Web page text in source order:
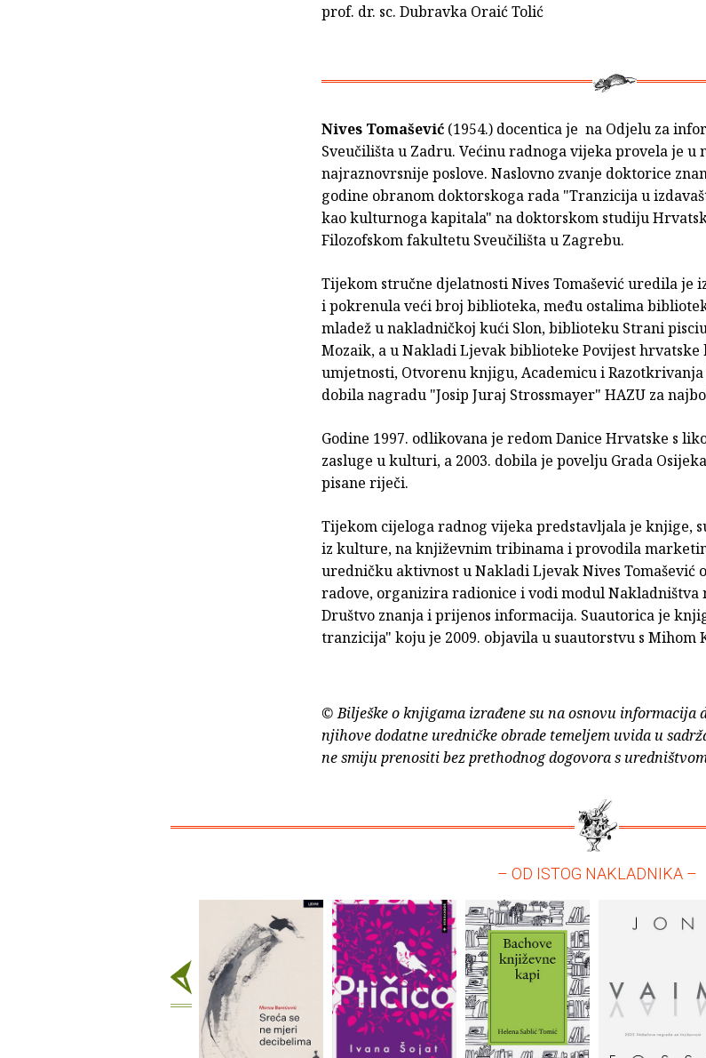
prof. dr. sc. Dubravka Oraić Tolić
Nives Tomašević (1954.) docentica je na Odjelu za
Sveučilišta u Zadru. Većinu radnoga vijeka provela je
najraznovrsnije poslove. Naslovno zvanje doktorice
godine obranom doktorskoga rada "Tranzicija u
kao kulturnoga kapitala" na doktorskom studiju
Filozofskom fakultetu Sveučilišta u Zagrebu.
Tijekom stručne djelatnosti Nives Tomašević uredila je
i pokrenula veći broj biblioteka, među ostalima
mladež u nakladničkoj kući Slon, biblioteku Strani
Mozaik, a u Nakladi Ljevak biblioteke Povijest hrvatske
umjetnosti, Otvorenu knjigu, Academicu i
dobila nagradu "Josip Juraj Strossmayer" HAZU za
Godine 1997. odlikovana je redom Danice Hrvatske s
zasluge u kulturi, a 2003. dobila je povelju Grada
pisane riječi.
Tijekom cijeloga radnog vijeka predstavljala je knjige,
iz kulture, na književnim tribinama i provodila
uredničku aktivnost u Nakladi Ljevak Nives Tomašević
radove, organizira radionice i vodi modul Nakladništva
Društvo znanja i prijenos informacija. Suautorica je
tranzicija" koju je 2009. objavila u suautorstvu s Mihom
© Bilješke o knjigama izrađene su na osnovu informacija
njihove dodatne uredničke obrade temeljem uvida u
ne smiju prenositi bez prethodnog dogovora s
– OD ISTOG NAKLADNIKA –